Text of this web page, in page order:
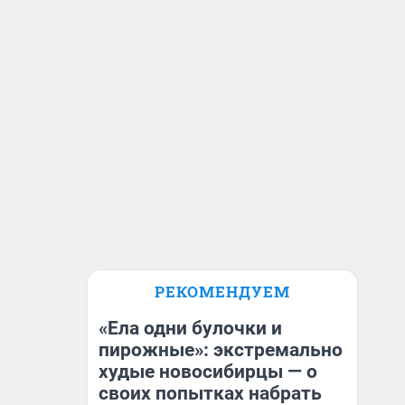
РЕКОМЕНДУЕМ
«Ела одни булочки и
пирожные»: экстремально
худые новосибирцы — о
своих попытках набрать